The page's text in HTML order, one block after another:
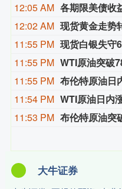
12:05 AM
12:02 AM
11:55 PM 现货白银失守
11:55 PM WTI原油突破
11:55 PM 布伦特原油日
11:54 PM WTI原油日内
11:53 PM 布伦特原油突
大牛证券